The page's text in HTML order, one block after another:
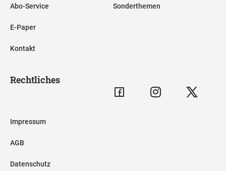
Abo-Service
E-Paper
Kontakt
Sonderthemen
Rechtliches
Impressum
AGB
Datenschutz